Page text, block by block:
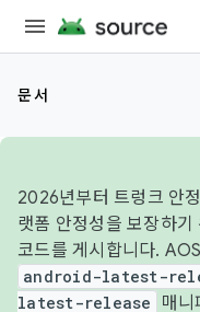
문서
2026년부터 트렁크 안
랫폼 안정성을 보장하
코드를 게시합니다.
android-latest-
latest-release
매니